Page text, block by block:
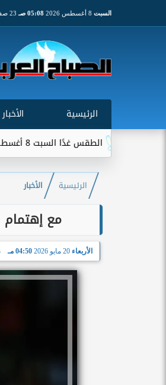
السبت 05:08 صـ 23 صفر 1448
الرئيسية الأخبار
الطقس غدًا السبت 8 أغسطس 2026.. انخفاض الحرارة وشبورة ورياح على عدة...
الرئيسية الأخبار
مع إهتمام
الأربعاء 20 مايو 2026 04:50 مـ 3